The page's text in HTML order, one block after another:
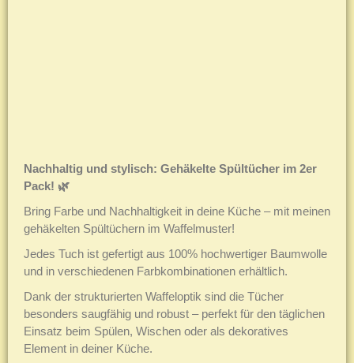
Nachhaltig und stylisch: Gehäkelte Spültücher im 2er
Pack! 🌿
Bring Farbe und Nachhaltigkeit in deine Küche – mit meinen
gehäkelten Spültüchern im Waffelmuster!
Jedes Tuch ist gefertigt aus 100% hochwertiger Baumwolle
und in verschiedenen Farbkombinationen erhältlich.
Dank der strukturierten Waffeloptik sind die Tücher
besonders saugfähig und robust – perfekt für den täglichen
Einsatz beim Spülen, Wischen oder als dekoratives
Element in deiner Küche.